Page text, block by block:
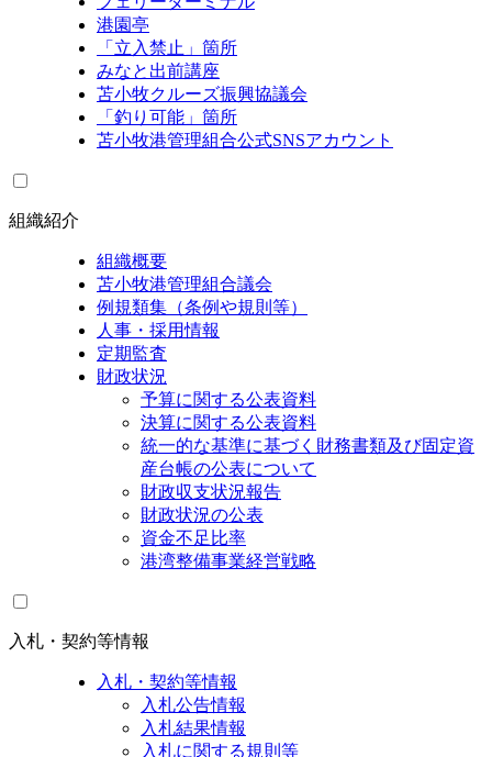
港園亭
「立入禁止」箇所
みなと出前講座
苫小牧クルーズ振興協議会
「釣り可能」箇所
苫小牧港管理組合公式SNSアカウント
組織紹介
組織概要
苫小牧港管理組合議会
例規類集（条例や規則等）
人事・採用情報
定期監査
財政状況
予算に関する公表資料
決算に関する公表資料
統一的な基準に基づく財務書類及び固定資
産台帳の公表について
財政収支状況報告
財政状況の公表
資金不足比率
港湾整備事業経営戦略
入札・契約等情報
入札・契約等情報
入札公告情報
入札結果情報
入札に関する規則等